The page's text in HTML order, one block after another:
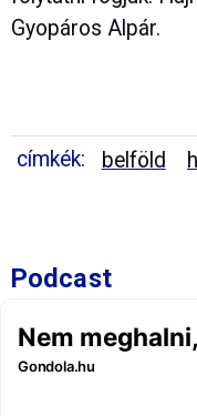
Gyopáros Alpár.
címkék: belföld
Podcast